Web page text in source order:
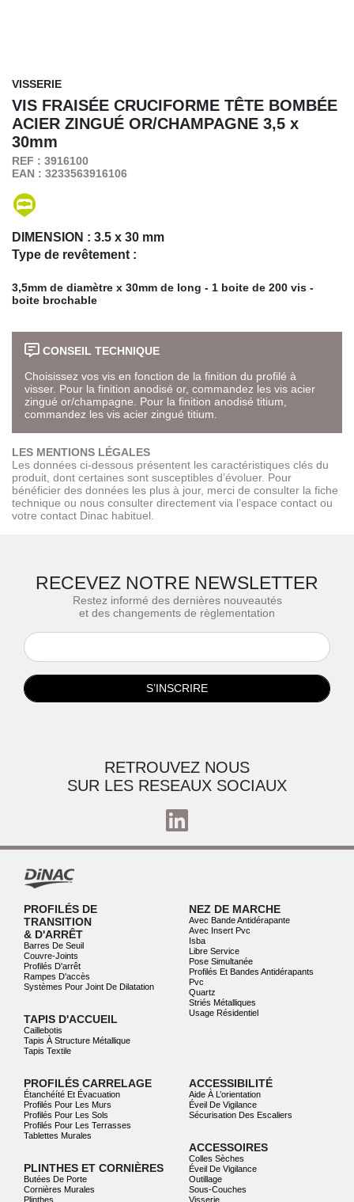
VISSERIE
VIS FRAISÉE CRUCIFORME TÊTE BOMBÉE
ACIER ZINGUÉ OR/CHAMPAGNE 3,5 x
30mm
REF : 3916100
EAN : 3233563916106
DIMENSION : 3.5 x 30 mm
Type de revêtement :
3,5mm de diamètre x 30mm de long - 1 boite de 200 vis -
boite brochable
CONSEIL TECHNIQUE
Choisissez vos vis en fonction de la finition du profilé à
visser. Pour la finition anodisé or, commandez les vis acier
zingué or/champagne. Pour la finition anodisé titium,
commandez les vis acier zingué titium.
LES MENTIONS LÉGALES
Les données ci-dessous présentent les caractéristiques clés du
produit, dont certaines sont susceptibles d’évoluer. Pour
bénéficier des données les plus à jour, merci de consulter la fiche
technique ou nous consulter directement via l’espace contact ou
votre contact Dinac habituel.
RECEVEZ NOTRE NEWSLETTER
Restez informé des dernières nouveautés
et des changements de règlementation
S’INSCRIRE
RETROUVEZ NOUS
SUR LES RESEAUX SOCIAUX
PROFILÉS DE
TRANSITION
& D'ARRÊT
Barres De Seuil
Couvre-Joints
Profilés D'arrêt
Rampes D'accès
Systèmes Pour Joint De Dilatation
TAPIS D'ACCUEIL
Caillebotis
Tapis À Structure Métallique
Tapis Textile
NEZ DE MARCHE
Avec Bande Antidérapante
Avec Insert Pvc
Isba
Libre Service
Pose Simultanée
Profilés Et Bandes Antidérapants
Pvc
Quartz
Striés Métalliques
Usage Résidentiel
PROFILÉS CARRELAGE
Étanchéíté Et Évacuation
Profilés Pour Les Murs
Profilés Pour Les Sols
Profilés Pour Les Terrasses
Tablettes Murales
PLINTHES ET CORNIÈRES
Butées De Porte
Cornières Murales
Plinthes
ACCESSIBILITÉ
Aide À L’orientation
Éveil De Vigilance
Sécurisation Des Escaliers
ACCESSOIRES
Colles Sèches
Éveil De Vigilance
Outillage
Sous-Couches
Visserie